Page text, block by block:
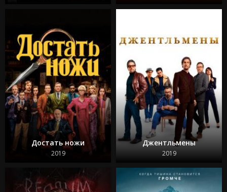
Достать ножи
2019
Джентльмены
2019